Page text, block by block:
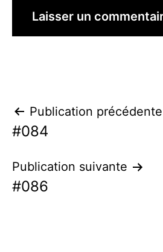
Navigation
de
l’article
Publication précédente
#084
Publication suivante
#086